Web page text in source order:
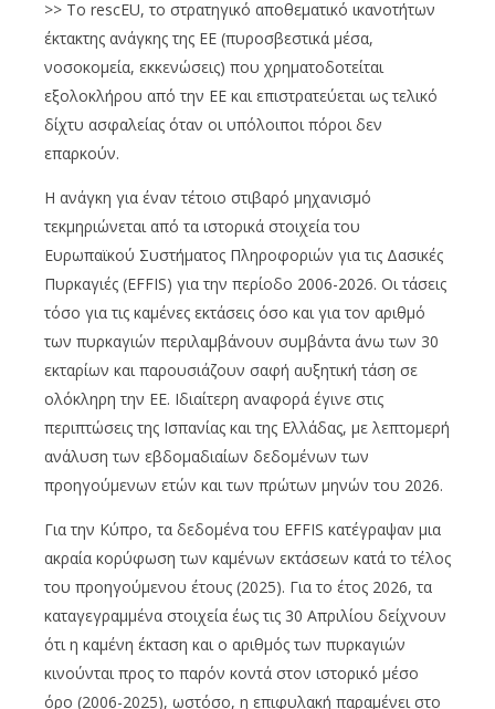
>> Το rescEU, το στρατηγικό αποθεματικό ικανοτήτων
έκτακτης ανάγκης της ΕΕ (πυροσβεστικά μέσα,
νοσοκομεία, εκκενώσεις) που χρηματοδοτείται
εξολοκλήρου από την ΕΕ και επιστρατεύεται ως τελικό
δίχτυ ασφαλείας όταν οι υπόλοιποι πόροι δεν
επαρκούν.
Η ανάγκη για έναν τέτοιο στιβαρό μηχανισμό
τεκμηριώνεται από τα ιστορικά στοιχεία του
Ευρωπαϊκού Συστήματος Πληροφοριών για τις Δασικές
Πυρκαγιές (EFFIS) για την περίοδο 2006-2026. Οι τάσεις
τόσο για τις καμένες εκτάσεις όσο και για τον αριθμό
των πυρκαγιών περιλαμβάνουν συμβάντα άνω των 30
εκταρίων και παρουσιάζουν σαφή αυξητική τάση σε
ολόκληρη την ΕΕ. Ιδιαίτερη αναφορά έγινε στις
περιπτώσεις της Ισπανίας και της Ελλάδας, με λεπτομερή
ανάλυση των εβδομαδιαίων δεδομένων των
προηγούμενων ετών και των πρώτων μηνών του 2026.
Για την Κύπρο, τα δεδομένα του EFFIS κατέγραψαν μια
ακραία κορύφωση των καμένων εκτάσεων κατά το τέλος
του προηγούμενου έτους (2025). Για το έτος 2026, τα
καταγεγραμμένα στοιχεία έως τις 30 Απριλίου δείχνουν
ότι η καμένη έκταση και ο αριθμός των πυρκαγιών
κινούνται προς το παρόν κοντά στον ιστορικό μέσο
όρο (2006-2025), ωστόσο, η επιφυλακή παραμένει στο